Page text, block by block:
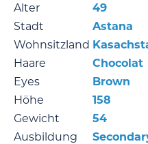
Alter
49
Stadt
Astana
Wohnsitzland
Haare
Chocolat
Eyes
Brown
Höhe
158
Gewicht
54
Ausbildung